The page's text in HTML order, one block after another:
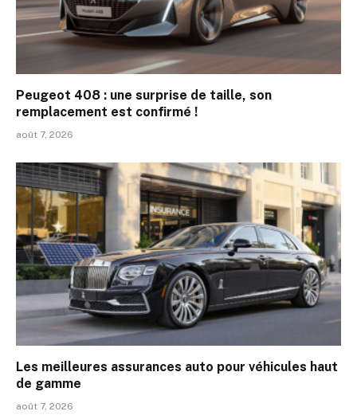
Peugeot 408 : une surprise de taille, son
remplacement est confirmé !
août 7, 2026
Les meilleures assurances auto pour véhicules haut
de gamme
août 7, 2026